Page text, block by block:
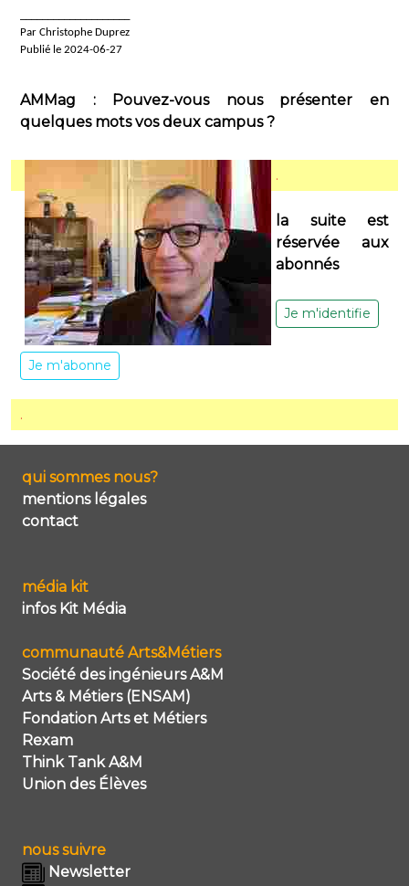
Par Christophe Duprez
Publié le 2024-06-27
AMMag : Pouvez-vous nous présenter en
quelques mots vos deux campus ?
.
la suite est
réservée aux
abonnés
Je m'identifie
Je m'abonne
.
qui sommes nous?
mentions légales
contact
média kit
infos Kit Média
communauté Arts&Métiers
Société des ingénieurs A&M
Arts & Métiers (ENSAM)
Fondation Arts et Métiers
Rexam
Think Tank A&M
Union des Élèves
nous suivre
Newsletter